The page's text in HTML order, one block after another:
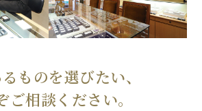
ものを選びたい、
ご相談ください。